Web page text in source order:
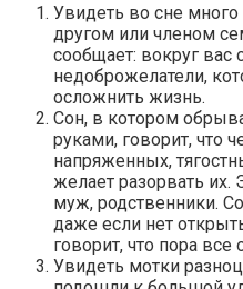
Увидеть во сне
другом или членом
сообщает: вокруг вас
недоброжелатели,
осложнить жизнь.
Сон, в котором
руками, говорит, что
напряженных,
желает разорвать
муж, родственники.
даже если нет
говорит, что пора
Увидеть мотки